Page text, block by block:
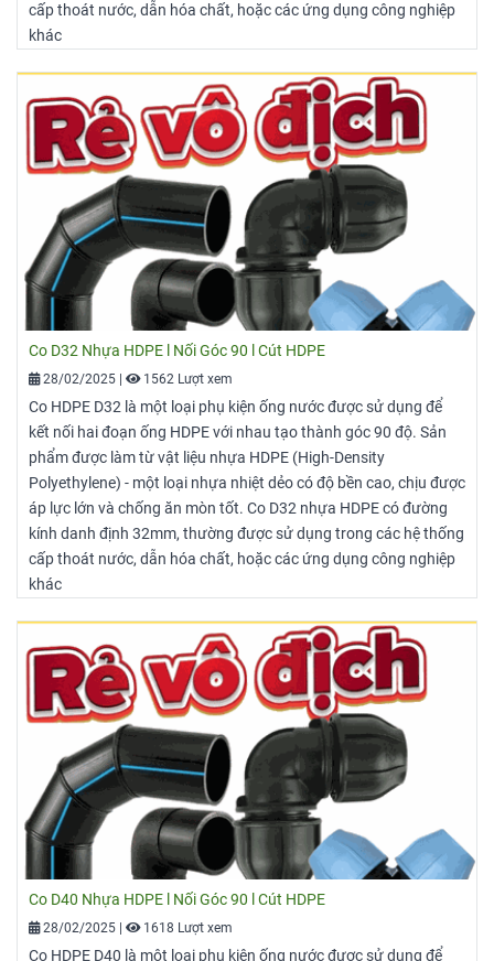
cấp thoát nước, dẫn hóa chất, hoặc các ứng dụng công nghiệp
khác
Co D32 Nhựa HDPE l Nối Góc 90 l Cút HDPE
28/02/2025 1562 Lượt xem
Co HDPE D32 là một loại phụ kiện ống nước được sử dụng để
kết nối hai đoạn ống HDPE với nhau tạo thành góc 90 độ. Sản
phẩm được làm từ vật liệu nhựa HDPE (High-Density
Polyethylene) - một loại nhựa nhiệt dẻo có độ bền cao, chịu được
áp lực lớn và chống ăn mòn tốt. Co D32 nhựa HDPE có đường
kính danh định 32mm, thường được sử dụng trong các hệ thống
cấp thoát nước, dẫn hóa chất, hoặc các ứng dụng công nghiệp
khác
Co D40 Nhựa HDPE l Nối Góc 90 l Cút HDPE
28/02/2025 1618 Lượt xem
Co HDPE D40 là một loại phụ kiện ống nước được sử dụng để